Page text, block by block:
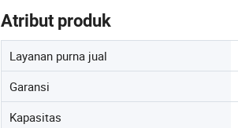
Atribut produk
Layanan purna jual
Garansi
Kapasitas